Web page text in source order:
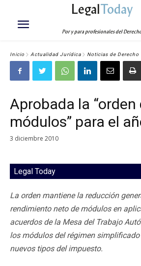
LegalToday
Por y para profesionales del
Inicio Actualidad Jurídica Noticias de Derecho
Aprobada la “orden
módulos” para el
3 diciembre 2010
Legal Today
La orden mantiene la reducción
rendimiento neto de módulos en
acuerdos de la Mesa del Trabajo
los módulos del régimen simplificado
nuevos tipos del impuesto.